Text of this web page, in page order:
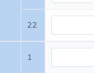
22
1